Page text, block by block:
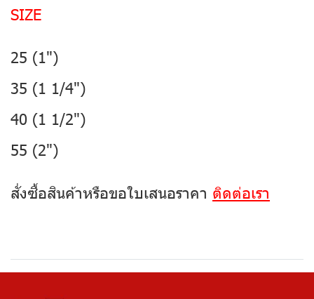
SIZE
25 (1")
35 (1 1/4")
40 (1 1/2")
55 (2")
สั่งซื้อสินค้าหรือขอใบเสนอราคา ติดต่อเรา